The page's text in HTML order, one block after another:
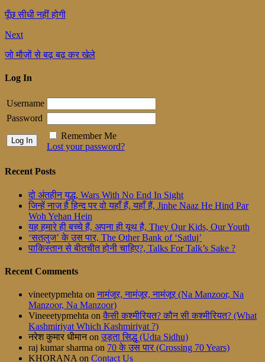
पूँछ सीधी नहीं होगी
Next
जो मौज़ों से बढ़ बढ़ कर खेले
Log In
Username
Password
Remember Me
Lost your password?
Recent Posts
दो अंतहीन युद्ध, Wars With No End In Sight
जिन्हें नाज़ है हिन्द पर वो यहाँ हैं, यहाँ हैं, Jinhe Naaz He Hind Par
Woh Yehan Hein
यह हमारे ही बच्चे हैं, अपना ही यूथ है, They Our Kids, Our Youth
‘सतलुज’ के उस पार, The Other Bank of ‘Satluj’
पाकिस्तान से बीतचीत होनी चाहिए?, Talks For Talk’s Sake ?
Recent Comments
vineetypmehta on नामंजूर, नामंजूर, नामंजूर (Na Manzoor, Na
Manzoor, Na Manzoor)
Vineeetypmehta on कैसी कश्मीरियत? कौन सी कश्मीरियत? (What
Kashmiriyat Which Kashmiriyat ?)
नरेश कुमार धीमानon उड़ता सिद्धू (Udta Sidhu)
raj kumar sharma on 70 के उस पार (Crossing 70 Years)
KHORANA on Contact Us